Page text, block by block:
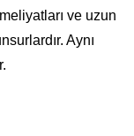
ve uzun
Aynı